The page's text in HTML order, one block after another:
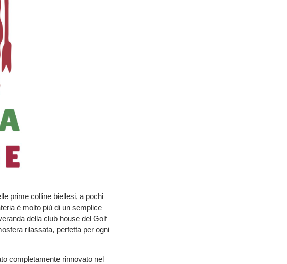
prime colline biellesi, a pochi
è molto più di un semplice
della club house del Golf
rilassata, perfetta per ogni
completamente rinnovato nel